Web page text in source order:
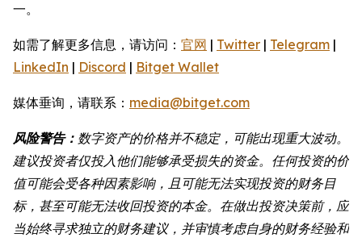
一。
如需了解更多信息，请访问： 官网 | Twitter | Telegram |
LinkedIn | Discord | Bitget Wallet
媒体垂询，请联系： media@bitget.com
风险警告： 数字资产的价格并不稳定，可能出现重大波动。
建议投资者仅投入他们能够承受损失的资金。任何投资的价
值可能会受各种因素影响，且可能无法实现投资的财务目
标，甚至可能无法收回投资的本金。在做出投资决策前，应
当始终寻求独立的财务建议，并审慎考虑自身的财务经验和